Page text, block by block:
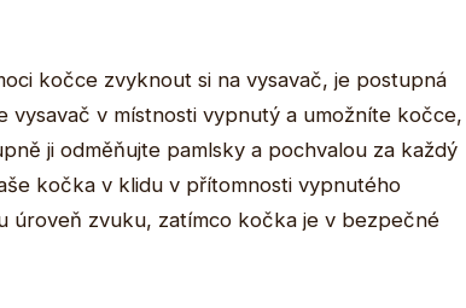
kočce zvyknout si na vysavač, je postupná
vysavač v místnosti vypnutý a umožníte kočce,
ji odměňujte pamlsky a pochvalou za každý
kočka v klidu v přítomnosti vypnutého
úroveň zvuku, zatímco kočka je v bezpečné